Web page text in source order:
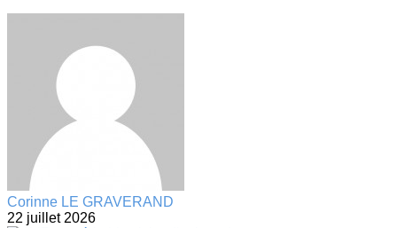
Corinne LE GRAVERAND
22 juillet 2026